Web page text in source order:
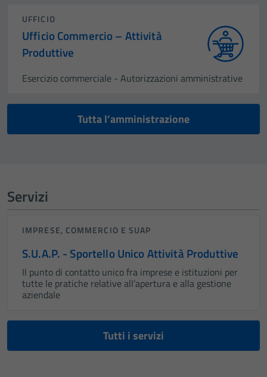
UFFICIO
Ufficio Commercio – Attività
Produttive
Esercizio commerciale - Autorizzazioni amministrative
Tutta l’amministrazione
Servizi
IMPRESE, COMMERCIO E SUAP
S.U.A.P. - Sportello Unico Attività Produttive
Il punto di contatto unico fra imprese e istituzioni per
tutte le pratiche relative all’apertura e alla gestione
aziendale
Tutti i servizi